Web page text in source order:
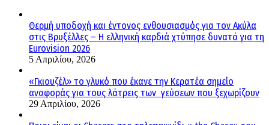
Θερμή υποδοχή και έντονος ενθουσιασμός για τον Ακύλα
στις Βρυξέλλες – Η ελληνική καρδιά χτύπησε δυνατά για τη
Eurovision 2026
5 Απριλίου, 2026
«Γκιουζέλ» το γλυκό που έκανε την Κερατέα σημείο
αναφοράς για τους λάτρεις των γεύσεων που ξεχωρίζουν
29 Απριλίου, 2026